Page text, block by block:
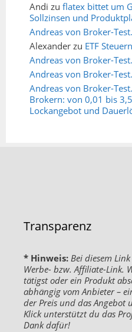
Andi zu flatex bittet um
Sollzinsen und
Andreas von Broker-
Alexander zu ETF Steuern
Andreas von Broker-
Andreas von Broker-
Andreas von Broker-
Brokern: von 0,01 bis
Lockangebot und
Transparenz
* Hinweis: Bei diesem
Werbe- bzw. Affiliate-Link.
tätigst oder ein Produkt
abhängig vom Anbieter –
der Preis und das Angebot
Klick unterstützt du das
Dank dafür!